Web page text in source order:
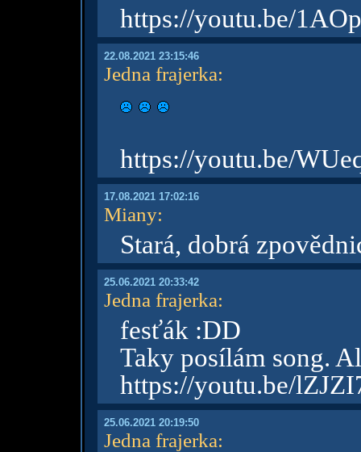
https://youtu.be/
22.08.2021 23:15:46
Jedna frajerka:
https://youtu.be/
17.08.2021 17:02:16
Miany:
Stará, dobrá
25.06.2021 20:33:42
Jedna frajerka:
fesťák :DD
Taky posílám song.
https://youtu.be/
25.06.2021 20:19:50
Jedna frajerka: